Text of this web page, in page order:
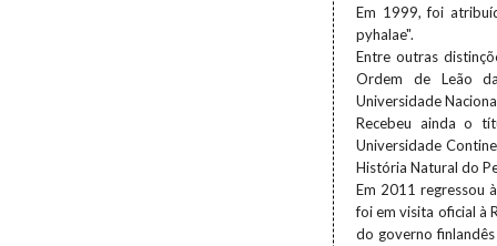
Em 1999, foi
pyhalae".
Entre outras
Ordem de Leão
Universidade
Recebeu ainda o
Universidade
História Natural do
Em 2011 regressou
foi em visita oficial à
do governo